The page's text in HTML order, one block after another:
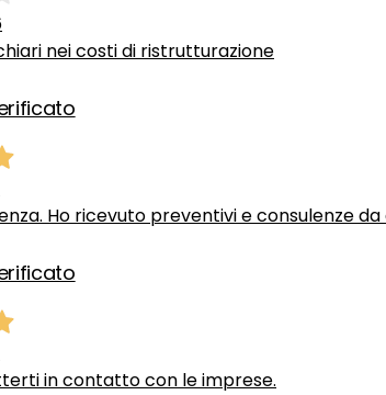
nei costi di ristrutturazione
Ho ricevuto preventivi e consulenze
in contatto con le imprese.